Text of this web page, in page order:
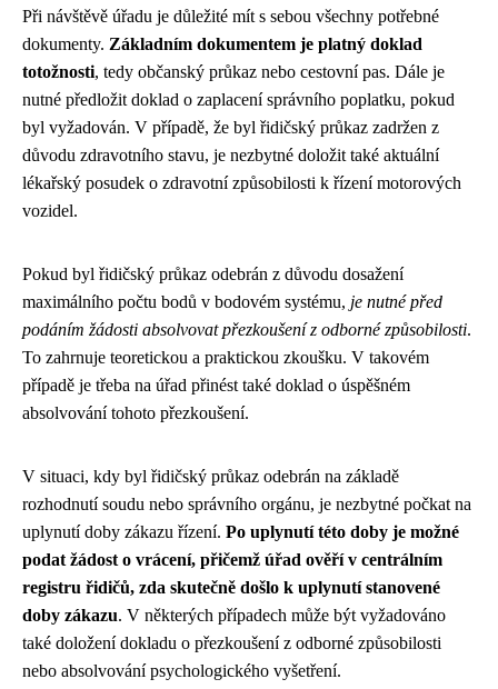
Při návštěvě úřadu je důležité mít s sebou všechny potřebné
dokumenty. Základním dokumentem je platný doklad
totožnosti, tedy občanský průkaz nebo cestovní pas. Dále je
nutné předložit doklad o zaplacení správního poplatku, pokud
byl vyžadován. V případě, že byl řidičský průkaz zadržen z
důvodu zdravotního stavu, je nezbytné doložit také aktuální
lékařský posudek o zdravotní způsobilosti k řízení motorových
vozidel.
Pokud byl řidičský průkaz odebrán z důvodu dosažení
maximálního počtu bodů v bodovém systému, je nutné před
podáním žádosti absolvovat přezkoušení z odborné způsobilosti.
To zahrnuje teoretickou a praktickou zkoušku. V takovém
případě je třeba na úřad přinést také doklad o úspěšném
absolvování tohoto přezkoušení.
V situaci, kdy byl řidičský průkaz odebrán na základě
rozhodnutí soudu nebo správního orgánu, je nezbytné počkat na
uplynutí doby zákazu řízení. Po uplynutí této doby je možné
podat žádost o vrácení, přičemž úřad ověří v centrálním
registru řidičů, zda skutečně došlo k uplynutí stanovené
doby zákazu. V některých případech může být vyžadováno
také doložení dokladu o přezkoušení z odborné způsobilosti
nebo absolvování psychologického vyšetření.